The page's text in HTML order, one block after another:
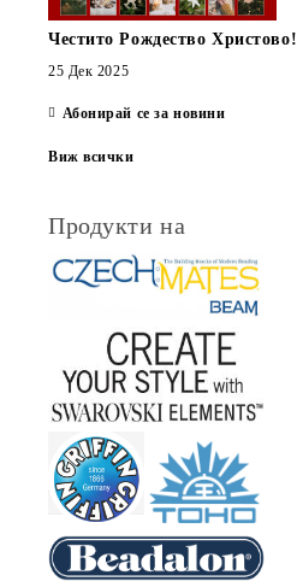
Честито Рождество Христово!
25 Дек 2025
Абонирай се за новини
Виж всички
Продукти на